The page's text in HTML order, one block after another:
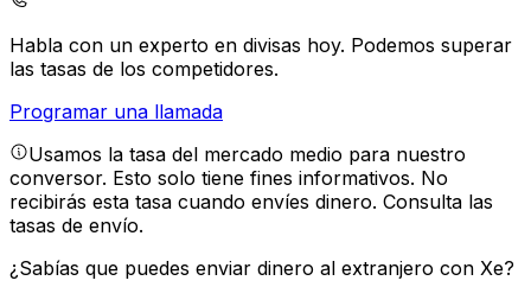
Habla con un experto en divisas hoy. Podemos superar
las tasas de los competidores.
Programar una llamada
Usamos la tasa del mercado medio para nuestro
conversor. Esto solo tiene fines informativos. No
recibirás esta tasa cuando envíes dinero. Consulta las
tasas de envío.
¿Sabías que puedes enviar dinero al extranjero con Xe?